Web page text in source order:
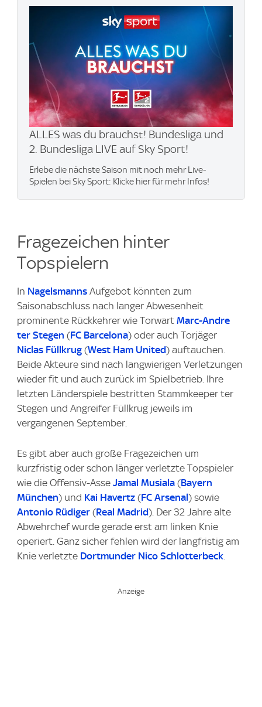
ALLES was du brauchst! Bundesliga und
2. Bundesliga LIVE auf Sky Sport!
Erlebe die nächste Saison mit noch mehr Live-
Spielen bei Sky Sport: Klicke hier für mehr Infos!
Fragezeichen hinter
Topspielern
In Nagelsmanns Aufgebot könnten zum
Saisonabschluss nach langer Abwesenheit
prominente Rückkehrer wie Torwart Marc-Andre
ter Stegen (FC Barcelona) oder auch Torjäger
Niclas Füllkrug (West Ham United) auftauchen.
Beide Akteure sind nach langwierigen Verletzungen
wieder fit und auch zurück im Spielbetrieb. Ihre
letzten Länderspiele bestritten Stammkeeper ter
Stegen und Angreifer Füllkrug jeweils im
vergangenen September.
Es gibt aber auch große Fragezeichen um
kurzfristig oder schon länger verletzte Topspieler
wie die Offensiv-Asse Jamal Musiala (Bayern
München) und Kai Havertz (FC Arsenal) sowie
Antonio Rüdiger (Real Madrid). Der 32 Jahre alte
Abwehrchef wurde gerade erst am linken Knie
operiert. Ganz sicher fehlen wird der langfristig am
Knie verletzte Dortmunder Nico Schlotterbeck.